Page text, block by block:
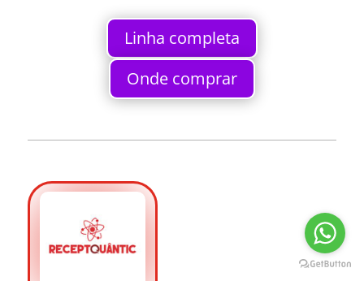
Linha completa
Onde comprar